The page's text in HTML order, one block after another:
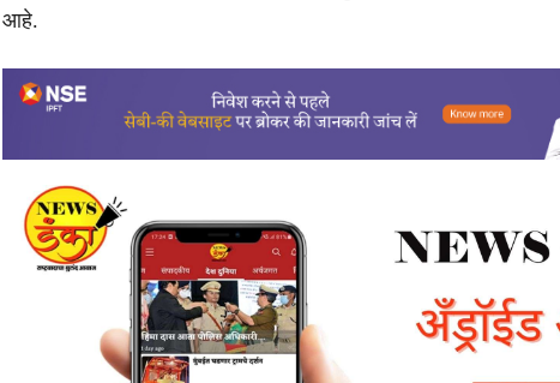
आहे.